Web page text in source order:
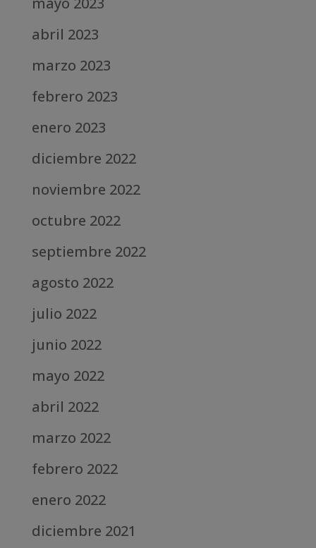
abril 2023
marzo 2023
febrero 2023
enero 2023
diciembre 2022
noviembre 2022
octubre 2022
septiembre 2022
agosto 2022
julio 2022
junio 2022
mayo 2022
abril 2022
marzo 2022
febrero 2022
enero 2022
diciembre 2021